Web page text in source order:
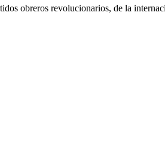
obreros revolucionarios, de la